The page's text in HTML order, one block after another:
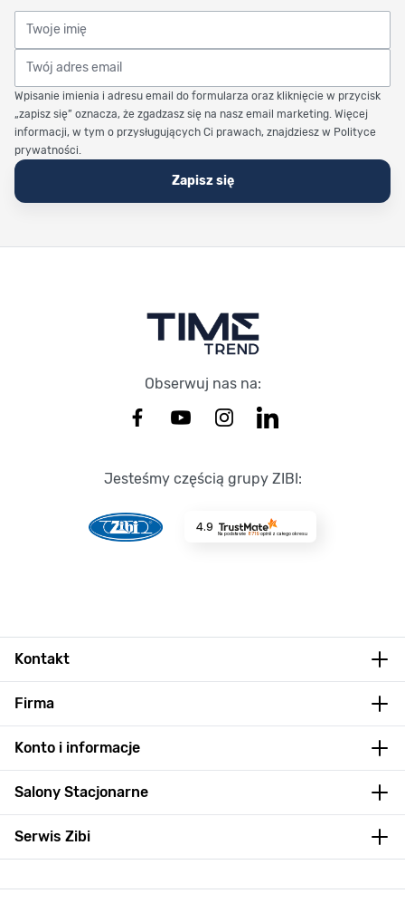
Twoje imię
Twój adres email
Wpisanie imienia i adresu email do formularza oraz kliknięcie w przycisk
„zapisz się” oznacza, że zgadzasz się na nasz email marketing. Więcej
informacji, w tym o przysługujących Ci prawach, znajdziesz w Polityce
prywatności.
Zapisz się
Obserwuj nas na:
Jesteśmy częścią grupy ZIBI:
4.9
Na podstawie 8719opinii z całego okresu
Kontakt
Firma
Konto i informacje
Salony Stacjonarne
Serwis Zibi